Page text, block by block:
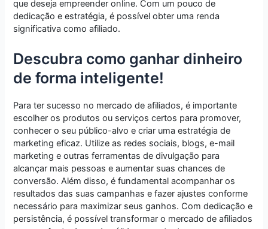
que deseja empreender online. Com um pouco de
dedicação e estratégia, é possível obter uma renda
significativa como afiliado.
Descubra como ganhar dinheiro
de forma inteligente!
Para ter sucesso no mercado de afiliados, é importante
escolher os produtos ou serviços certos para promover,
conhecer o seu público-alvo e criar uma estratégia de
marketing eficaz. Utilize as redes sociais, blogs, e-mail
marketing e outras ferramentas de divulgação para
alcançar mais pessoas e aumentar suas chances de
conversão. Além disso, é fundamental acompanhar os
resultados das suas campanhas e fazer ajustes conforme
necessário para maximizar seus ganhos. Com dedicação e
persistência, é possível transformar o mercado de afiliados